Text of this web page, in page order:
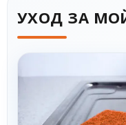
УХОД ЗА